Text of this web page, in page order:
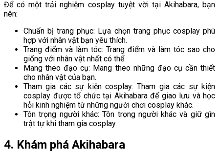
Để có một trải nghiệm cosplay tuyệt vời tại Akihabara, bạn
nên:
Chuẩn bị trang phục: Lựa chọn trang phục cosplay phù
hợp với nhân vật bạn yêu thích.
Trang điểm và làm tóc: Trang điểm và làm tóc sao cho
giống với nhân vật nhất có thể.
Mang theo đạo cụ: Mang theo những đạo cụ cần thiết
cho nhân vật của bạn.
Tham gia các sự kiện cosplay: Tham gia các sự kiện
cosplay được tổ chức tại Akihabara để giao lưu và học
hỏi kinh nghiệm từ những người chơi cosplay khác.
Tôn trọng người khác: Tôn trọng người khác và giữ gìn
trật tự khi tham gia cosplay.
4. Khám phá Akihabara